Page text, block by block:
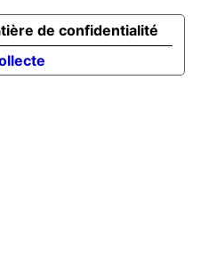
de confidentialité